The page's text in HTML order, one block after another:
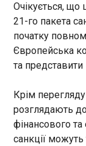
ЧИТАТЬ
єЧерги для
22:50:41
Очікується, що
21-го пакета
початку
Європейська
та
Крім
розглядають
фінансового
санкції